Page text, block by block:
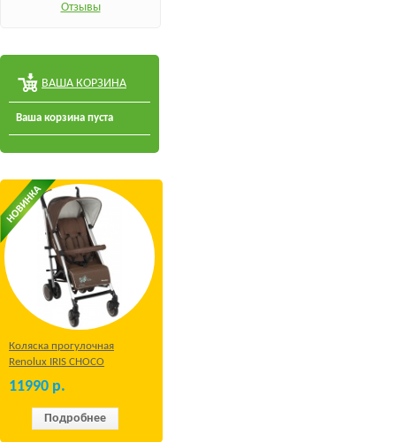
Отзывы
ВАША КОРЗИНА
Ваша корзина пуста
Коляска прогулочная
Renolux IRIS CHOCO
11990 р.
Подробнее